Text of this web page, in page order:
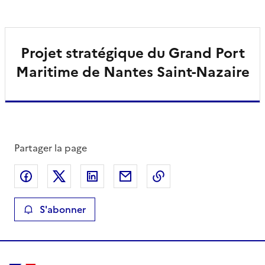
Projet stratégique du Grand Port
Maritime de Nantes Saint-Nazaire
Partager la page
Partager sur Facebook
Partager sur XPartager sur LinkedIn
Partager par email
S'abonner